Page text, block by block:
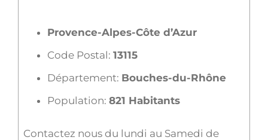
Provence-Alpes-Côte d’Azur
Code Postal: 13115
Département: Bouches-du-Rhône
Population: 821 Habitants
Contactez nous du lundi au Samedi de